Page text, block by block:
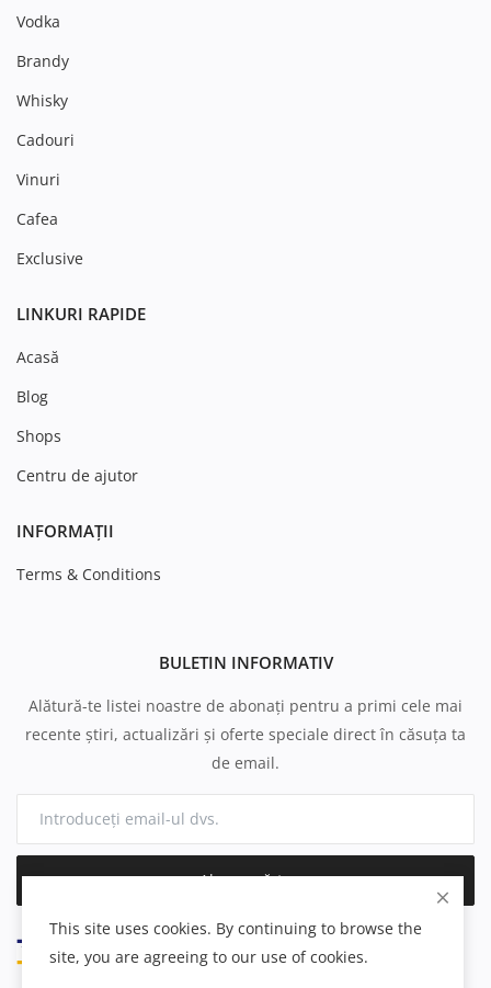
Vodka
Brandy
Whisky
Cadouri
Vinuri
Cafea
Exclusive
LINKURI RAPIDE
Acasă
Blog
Shops
Centru de ajutor
INFORMAȚII
Terms & Conditions
BULETIN INFORMATIV
Alătură-te listei noastre de abonați pentru a primi cele mai
recente știri, actualizări și oferte speciale direct în căsuța ta
de email.
Abonează-te
This site uses cookies. By continuing to browse the
site, you are agreeing to our use of cookies.